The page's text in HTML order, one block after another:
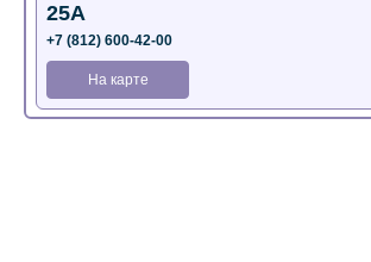
25А
+7 (812) 600-42-00
На карте